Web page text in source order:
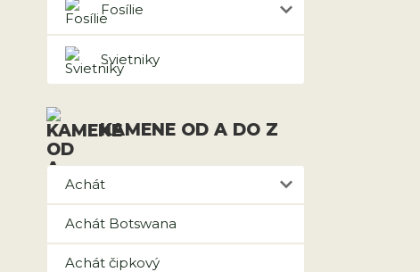
Fosílie
Svietniky
KAMENE OD A DO Z
Achát
Achát Botswana
Achát čipkový